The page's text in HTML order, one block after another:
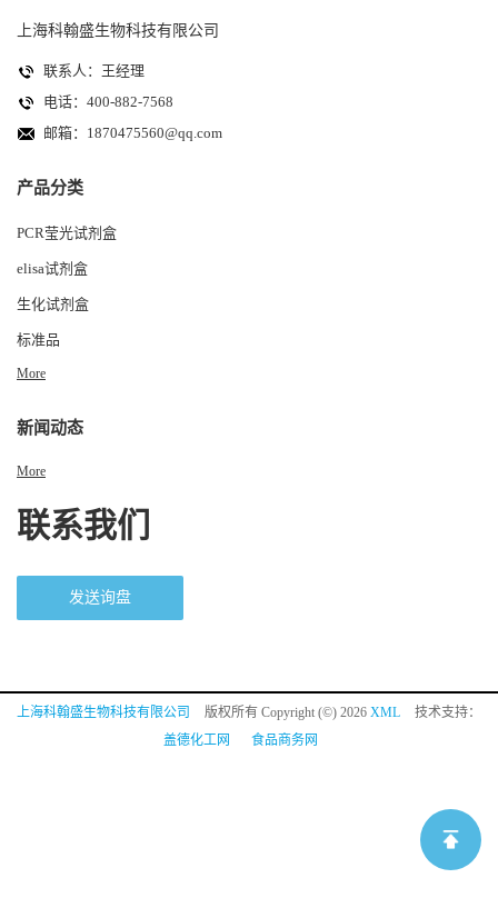
上海科翰盛生物科技有限公司
联系人：王经理
电话：400-882-7568
邮箱： 1870475560@qq.com
产品分类
PCR莹光试剂盒
elisa试剂盒
生化试剂盒
标准品
More
新闻动态
More
联系我们
发送询盘
上海科翰盛生物科技有限公司 版权所有 Copyright (©) 2026 XML
技术支持：
盖德化工网
食品商务网